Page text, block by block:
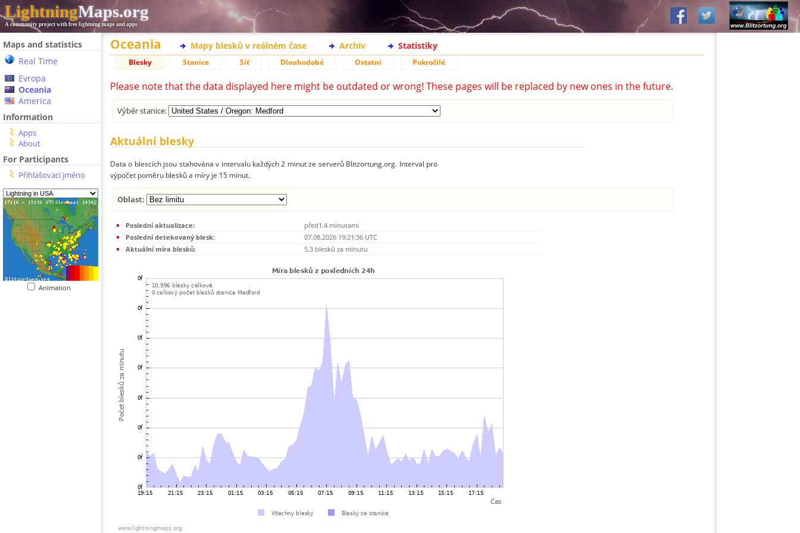
LightningMaps.org
A community project with free lightning maps and apps
Maps and statistics
Real Time
Evropa
Oceania
America
Information
Apps
About
For Participants
Přihlašovací jméno
Animation
Oceania Mapy blesků v reálném čase Archiv Statistiky
Blesky Stanice Síť Dlouhodobé Ostatní Pokročilé
Please note that the data displayed here might be outdated or wrong! These pages will be replaced by new ones in the future.
Výběr stanice:
Aktuální blesky
Data o blescích jsou stahována v intervalu každých 2 minut ze serverů Blitzortung.org. Interval pro
výpočet poměru blesků a míry je 15 minut.
Oblast:
Poslední aktualizace:
před1.4 minutami
Poslední detekovaný blesk:
07.08.2026 19:21:36 UTC
Aktuální míra blesků:
5.3 blesků za minutu